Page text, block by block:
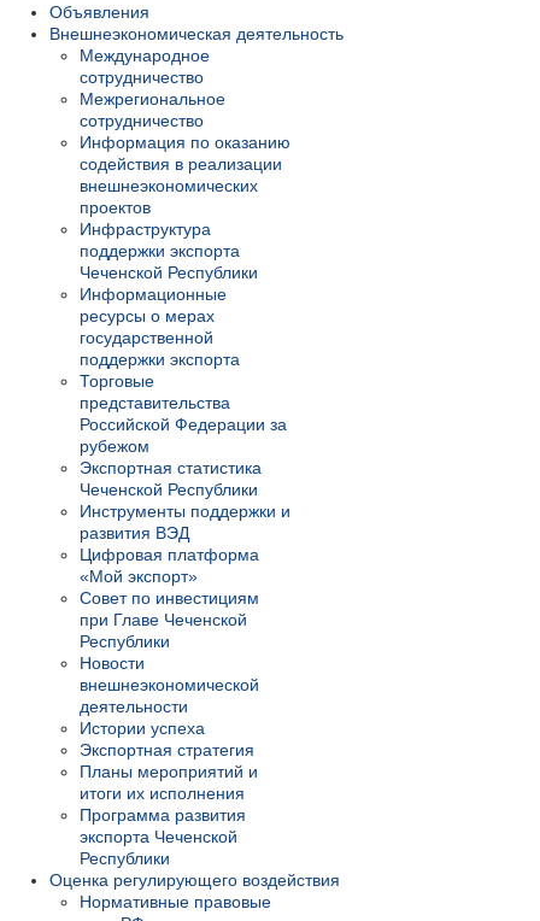
Объявления
Внешнеэкономическая деятельность
Международное
сотрудничество
Межрегиональное
сотрудничество
Информация по оказанию
содействия в реализации
внешнеэкономических
проектов
Инфраструктура
поддержки экспорта
Чеченской Республики
Информационные
ресурсы о мерах
государственной
поддержки экспорта
Торговые
представительства
Российской Федерации за
рубежом
Экспортная статистика
Чеченской Республики
Инструменты поддержки и
развития ВЭД
Цифровая платформа
«Мой экспорт»
Совет по инвестициям
при Главе Чеченской
Республики
Новости
внешнеэкономической
деятельности
Истории успеха
Экспортная стратегия
Планы мероприятий и
итоги их исполнения
Программа развития
экспорта Чеченской
Республики
Оценка регулирующего воздействия
Нормативные правовые